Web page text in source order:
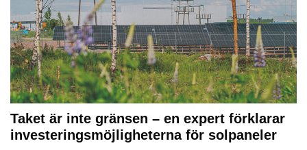
Taket är inte gränsen – en expert förklarar
investeringsmöjligheterna för solpaneler